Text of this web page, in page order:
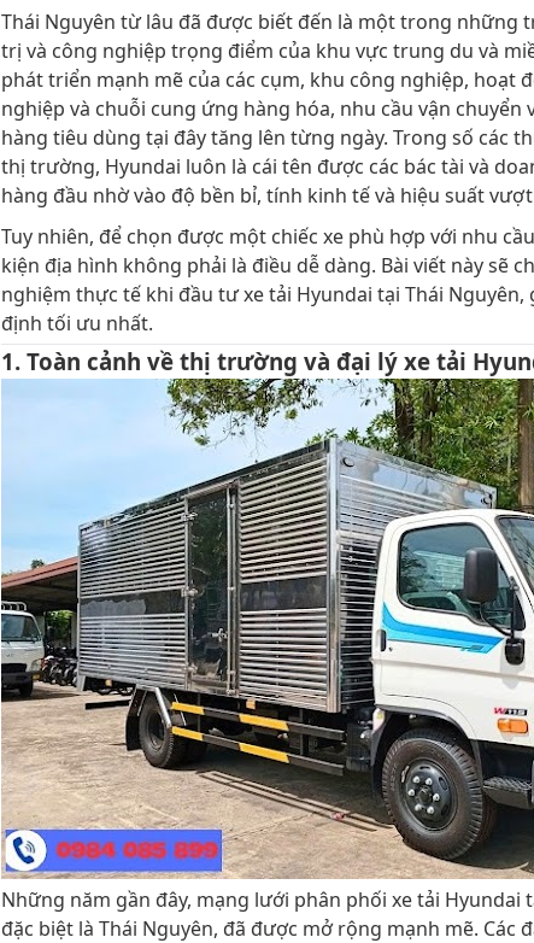
Thái Nguyên từ lâu đã được biết đến là một trong những
trị và công nghiệp trọng điểm của khu vực trung du và
phát triển mạnh mẽ của các cụm, khu công nghiệp, hoạt
nghiệp và chuỗi cung ứng hàng hóa, nhu cầu vận chuyển
hàng tiêu dùng tại đây tăng lên từng ngày. Trong số các
thị trường, Hyundai luôn là cái tên được các bác tài và
hàng đầu nhờ vào độ bền bỉ, tính kinh tế và hiệu suất
Tuy nhiên, để chọn được một chiếc xe phù hợp với nhu
kiện địa hình không phải là điều dễ dàng. Bài viết này sẽ
nghiệm thực tế khi đầu tư xe tải Hyundai tại Thái
định tối ưu nhất.
1. Toàn cảnh về thị trường và đại lý xe tải
Những năm gần đây, mạng lưới phân phối xe tải Hyundai
đặc biệt là Thái Nguyên, đã được mở rộng mạnh mẽ. Các